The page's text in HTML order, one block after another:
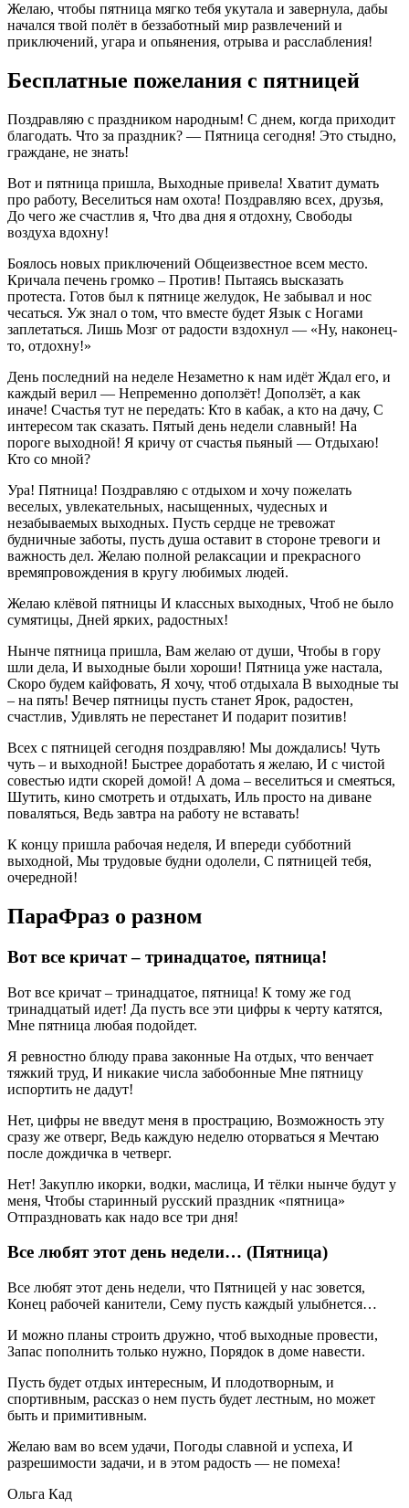
Желаю, чтобы пятница мягко тебя укутала и завернула, дабы
начался твой полёт в беззаботный мир развлечений и
приключений, угара и опьянения, отрыва и расслабления!
Бесплатные пожелания с пятницей
Поздравляю с праздником народным! С днем, когда приходит
благодать. Что за праздник? — Пятница сегодня! Это стыдно,
граждане, не знать!
Вот и пятница пришла, Выходные привела! Хватит думать
про работу, Веселиться нам охота! Поздравляю всех, друзья,
До чего же счастлив я, Что два дня я отдохну, Свободы
воздуха вдохну!
Боялось новых приключений Общеизвестное всем место.
Кричала печень громко – Против! Пытаясь высказать
протеста. Готов был к пятнице желудок, Не забывал и нос
чесаться. Уж знал о том, что вместе будет Язык с Ногами
заплетаться. Лишь Мозг от радости вздохнул — «Ну, наконец-
то, отдохну!»
День последний на неделе Незаметно к нам идёт Ждал его, и
каждый верил — Непременно доползёт! Доползёт, а как
иначе! Счастья тут не передать: Кто в кабак, а кто на дачу, С
интересом так сказать. Пятый день недели славный! На
пороге выходной! Я кричу от счастья пьяный — Отдыхаю!
Кто со мной?
Ура! Пятница! Поздравляю с отдыхом и хочу пожелать
веселых, увлекательных, насыщенных, чудесных и
незабываемых выходных. Пусть сердце не тревожат
будничные заботы, пусть душа оставит в стороне тревоги и
важность дел. Желаю полной релаксации и прекрасного
времяпровождения в кругу любимых людей.
Желаю клёвой пятницы И классных выходных, Чтоб не было
сумятицы, Дней ярких, радостных!
Нынче пятница пришла, Вам желаю от души, Чтобы в гору
шли дела, И выходные были хороши! Пятница уже настала,
Скоро будем кайфовать, Я хочу, чтоб отдыхала В выходные ты
– на пять! Вечер пятницы пусть станет Ярок, радостен,
счастлив, Удивлять не перестанет И подарит позитив!
Всех с пятницей сегодня поздравляю! Мы дождались! Чуть
чуть – и выходной! Быстрее доработать я желаю, И с чистой
совестью идти скорей домой! А дома – веселиться и смеяться,
Шутить, кино смотреть и отдыхать, Иль просто на диване
поваляться, Ведь завтра на работу не вставать!
К концу пришла рабочая неделя, И впереди субботний
выходной, Мы трудовые будни одолели, С пятницей тебя,
очередной!
ПараФраз о разном
Вот все кричат – тринадцатое, пятница!
Вот все кричат – тринадцатое, пятница! К тому же год
тринадцатый идет! Да пусть все эти цифры к черту катятся,
Мне пятница любая подойдет.
Я ревностно блюду права законные На отдых, что венчает
тяжкий труд, И никакие числа забобонные Мне пятницу
испортить не дадут!
Нет, цифры не введут меня в прострацию, Возможность эту
сразу же отверг, Ведь каждую неделю оторваться я Мечтаю
после дождичка в четверг.
Нет! Закуплю икорки, водки, маслица, И тёлки нынче будут у
меня, Чтобы старинный русский праздник «пятница»
Отпраздновать как надо все три дня!
Все любят этот день недели… (Пятница)
Все любят этот день недели, что Пятницей у нас зовется,
Конец рабочей канители, Сему пусть каждый улыбнется…
И можно планы строить дружно, чтоб выходные провести,
Запас пополнить только нужно, Порядок в доме навести.
Пусть будет отдых интересным, И плодотворным, и
спортивным, рассказ о нем пусть будет лестным, но может
быть и примитивным.
Желаю вам во всем удачи, Погоды славной и успеха, И
разрешимости задачи, и в этом радость — не помеха!
Ольга Кад